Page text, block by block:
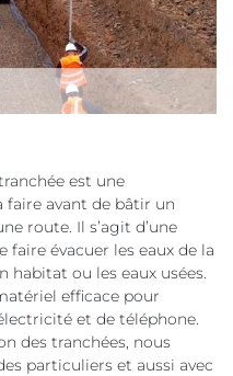
est une
avant de bâtir un
route. Il s’agit d’une
évacuer les eaux de la
habitat ou les eaux usées.
efficace pour
et de téléphone.
des tranchées, nous
particuliers et aussi avec